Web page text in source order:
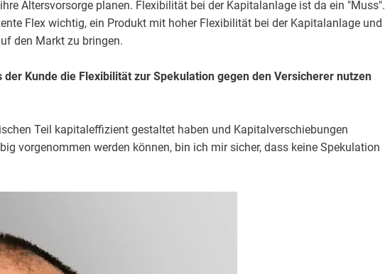
Altersvorsorge planen. Flexibilität bei der Kapitalanlage ist da ein "Muss".
Flex wichtig, ein Produkt mit hoher Flexibilität bei der Kapitalanlage und
den Markt zu bringen.
Kunde die Flexibilität zur Spekulation gegen den Versicherer nutzen
Teil kapitaleffizient gestaltet haben und Kapitalverschiebungen
vorgenommen werden können, bin ich mir sicher, dass keine Spekulation